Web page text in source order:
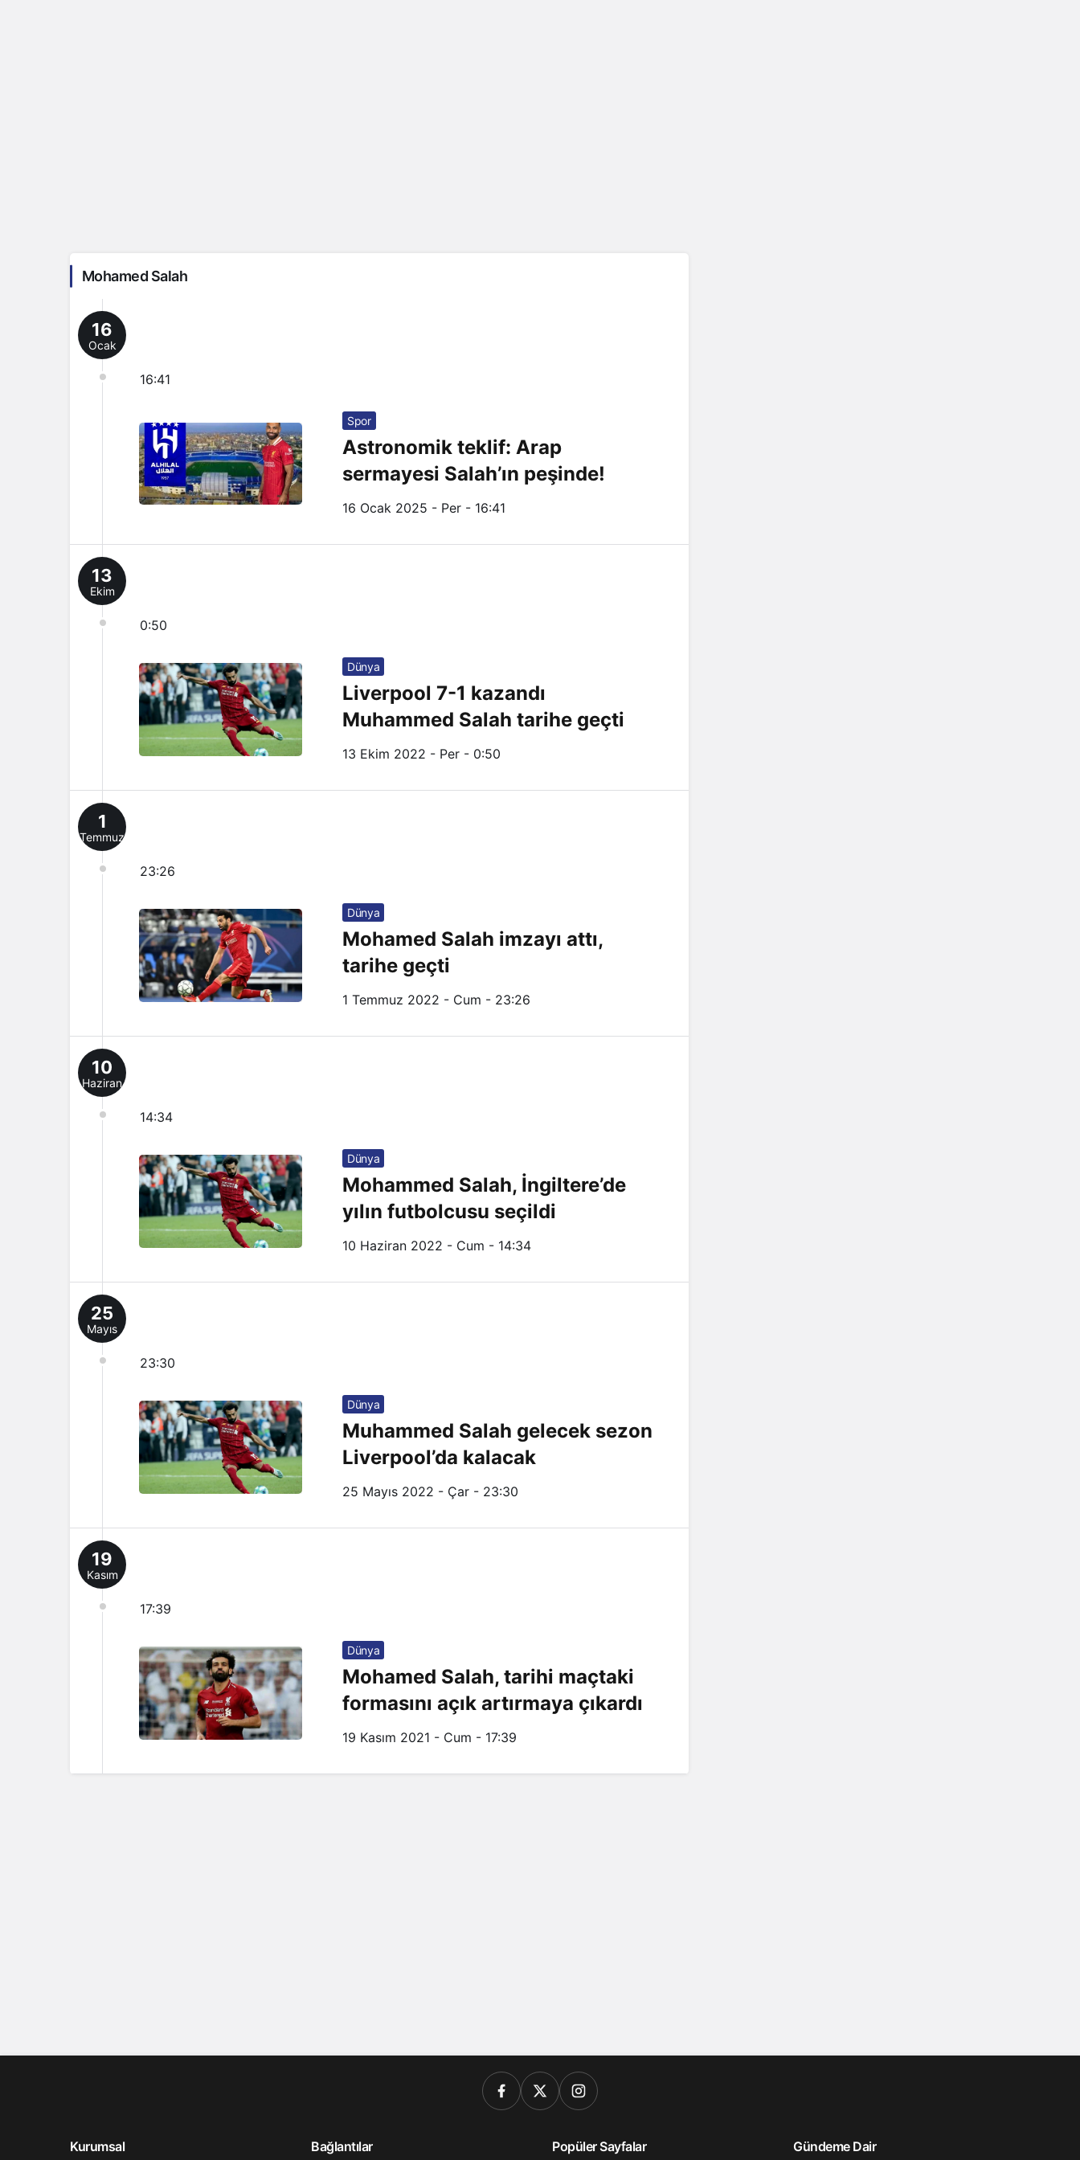
Mohamed Salah
16
Ocak
16:41
Spor
Astronomik teklif: Arap
sermayesi Salah’ın peşinde!
16 Ocak 2025 - Per - 16:41
13
Ekim
0:50
Dünya
Liverpool 7-1 kazandı
Muhammed Salah tarihe geçti
13 Ekim 2022 - Per - 0:50
1
Temmuz
23:26
Dünya
Mohamed Salah imzayı attı,
tarihe geçti
1 Temmuz 2022 - Cum - 23:26
10
Haziran
14:34
Dünya
Mohammed Salah, İngiltere’de
yılın futbolcusu seçildi
10 Haziran 2022 - Cum - 14:34
25
Mayıs
23:30
Dünya
Muhammed Salah gelecek sezon
Liverpool’da kalacak
25 Mayıs 2022 - Çar - 23:30
19
Kasım
17:39
Dünya
Mohamed Salah, tarihi maçtaki
formasını açık artırmaya çıkardı
19 Kasım 2021 - Cum - 17:39
Kurumsal Bağlantılar Popüler Sayfalar Gündeme Dair